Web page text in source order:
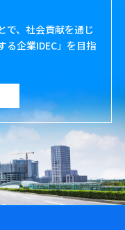
、 社会貢献を通じ
る企業IDEC」を目指